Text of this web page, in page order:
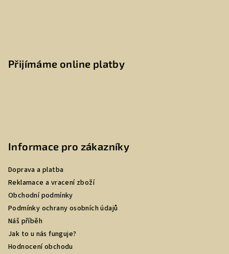
Přijímáme online platby
Informace pro zákazníky
Doprava a platba
Reklamace a vracení zboží
Obchodní podmínky
Podmínky ochrany osobních údajů
Náš příběh
Jak to u nás funguje?
Hodnocení obchodu